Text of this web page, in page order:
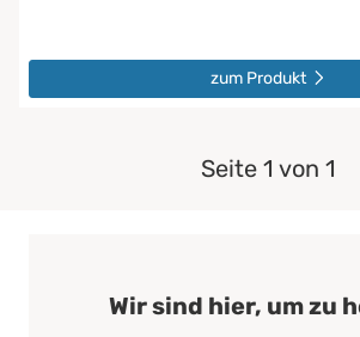
zum Produkt
Seite 1 von 1
Wir sind hier, um zu